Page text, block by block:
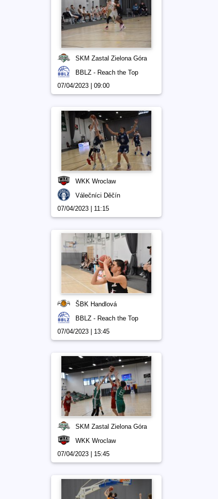
SKM Zastal Zielona Góra
BBLZ - Reach the Top
07/04/2023 | 09:00
WKK Wroclaw
Válečníci Děčín
07/04/2023 | 11:15
ŠBK Handlová
BBLZ - Reach the Top
07/04/2023 | 13:45
SKM Zastal Zielona Góra
WKK Wroclaw
07/04/2023 | 15:45